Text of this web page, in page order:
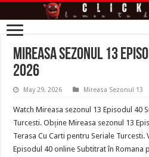
Mireasa sezonul 13
2026
May 29, 2026 Mireasa Sezonul 13
Watch Mireasa sezonul 13 Episodul 40
Turcesti. Obține Mireasa sezonul 13
Terasa Cu Carti pentru Seriale Turcesti.
Episodul 40 online Subtitrat în Romana